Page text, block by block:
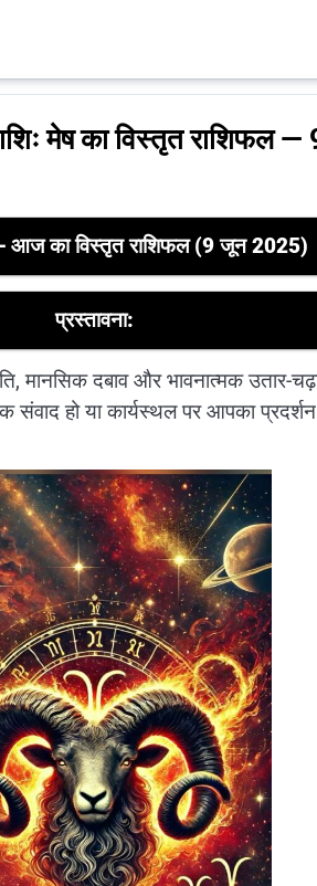
मेष का विस्तृत राशिफल
— आज का विस्तृत राशिफल (9 जून 2025)
प्रस्तावना:
मानसिक दबाव और भावनात्मक
संवाद हो या कार्यस्थल पर आपका